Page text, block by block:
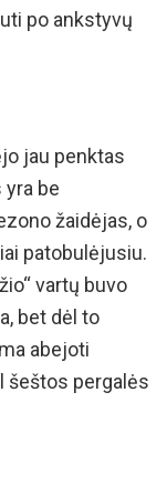
po ankstyvų
jau penktas
be
žaidėjas, o
patobulėjusiu.
vartų buvo
bet dėl to
abejoti
šeštos pergalės